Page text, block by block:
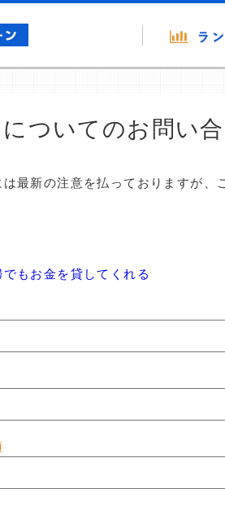
ついてのお問い
最新の注意を払っておりますが
もお金を貸してくれる